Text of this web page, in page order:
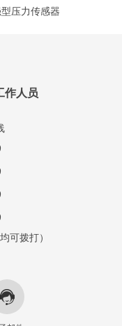
压力传感器
作人员
可拨打）